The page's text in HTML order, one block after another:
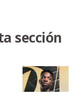
sección